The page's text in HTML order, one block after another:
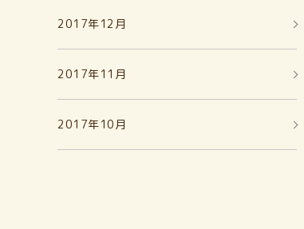
2017年12月
2017年11月
2017年10月